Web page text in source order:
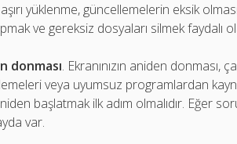
yüklenme, güncellemelerin eksik
ve gereksiz dosyaları silmek faydalı
donması. Ekranınızın aniden donması,
veya uyumsuz programlardan
başlatmak ilk adım olmalıdır. Eğer
var.